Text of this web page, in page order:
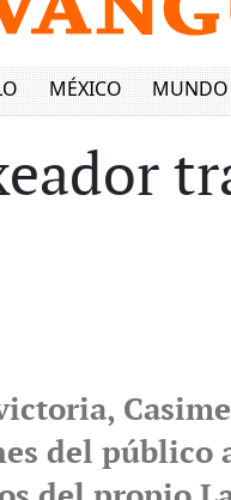
MÉXICO MUNDO
del público